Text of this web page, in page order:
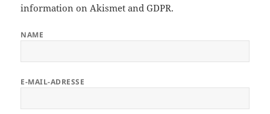
information on Akismet and GDPR.
NAME
E-MAIL-ADRESSE